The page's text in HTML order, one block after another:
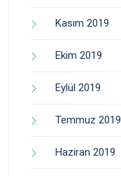
Kasım 2019
Ekim 2019
Eylül 2019
Temmuz 2019
Haziran 2019